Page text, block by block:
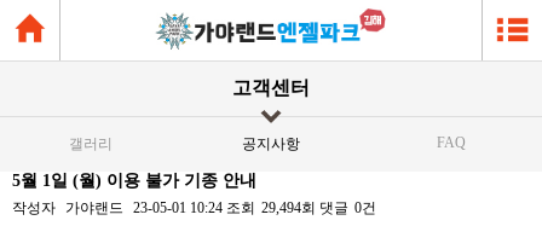
고객센터
갤러리 공지사항 FAQ
5월 1일 (월) 이용 불가 기종 안내
작성자 가야랜드 23-05-01 10:24 조회 29,494회 댓글 0건